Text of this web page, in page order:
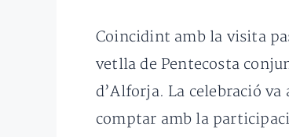
Coincidint amb la visita
vetlla de Pentecosta
d’Alforja. La celebració
comptar amb la